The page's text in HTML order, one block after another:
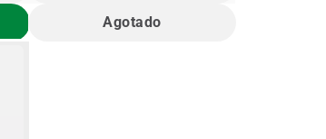
Agotado